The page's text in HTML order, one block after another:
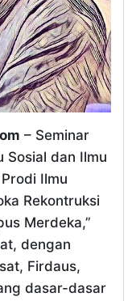
– Seminar
Sosial dan Ilmu
Ilmu
Rekontruksi
Merdeka,”
dengan
Firdaus,
dasar-dasar